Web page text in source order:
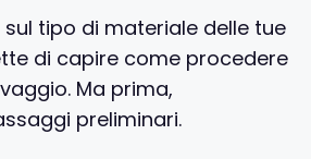
sul tipo di materiale delle tue
di capire come procedere
Ma prima,
preliminari.